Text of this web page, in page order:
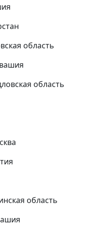
область
область
область